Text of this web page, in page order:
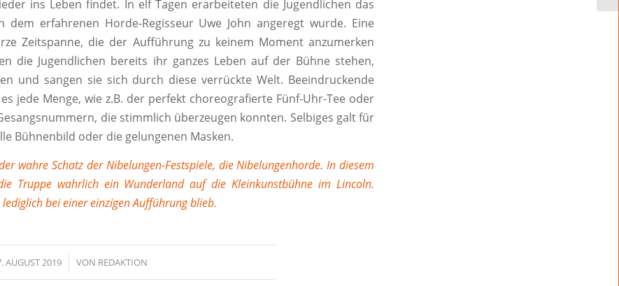
ins Leben findet. In elf Tagen erarbeiteten die Jugendlichen das
dem erfahrenen Horde-Regisseur Uwe John angeregt wurde. Eine
Zeitspanne, die der Aufführung zu keinem Moment anzumerken
die Jugendlichen bereits ihr ganzes Leben auf der Bühne stehen,
und sangen sie sich durch diese verrückte Welt. Beeindruckende
jede Menge, wie z.B. der perfekt choreografierte Fünf-Uhr-Tee oder
die stimmlich überzeugen konnten. Selbiges galt für
Bühnenbild oder die gelungenen Masken.
wahre Schatz der Nibelungen-Festspiele, die Nibelungenhorde. In diesem
Truppe wahrlich ein Wunderland auf die Kleinkunstbühne im Lincoln.
lediglich bei einer einzigen Aufführung blieb.
AUGUST 2019
/ VON REDAKTION